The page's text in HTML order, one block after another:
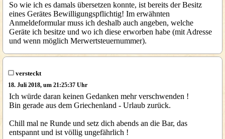
So wie ich es damals übersetzen konnte, ist bereits der Besitz
eines Gerätes Bewilligungspflichtig! Im erwähnten
Anmeldeformular muss ich deshalb auch angeben, welche
Geräte ich besitze und wo ich diese erworben habe (mit Adresse
und wenn möglich Merwertsteuernummer).
versteckt
18. Juli 2018, um 21:25:37 Uhr
Ich würde daran keinen Gedanken mehr verschwenden !
Bin gerade aus dem Griechenland - Urlaub zurück.
Chill mal ne Runde und setz dich abends an die Bar, das
entspannt und ist völlig ungefährlich !